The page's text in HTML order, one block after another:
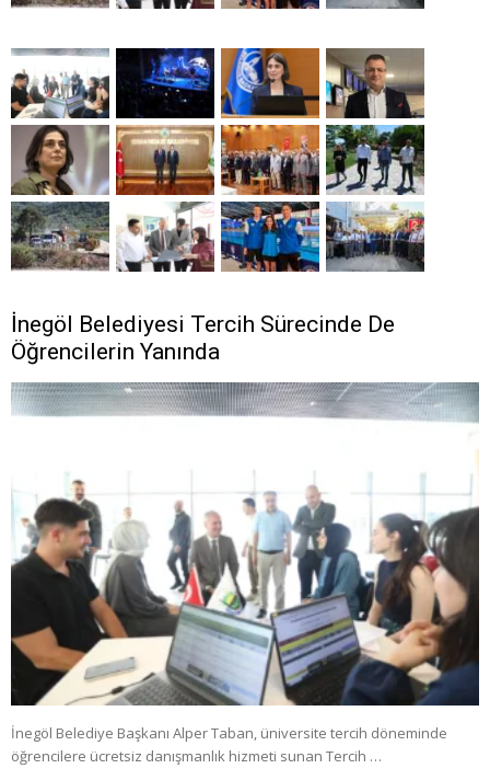
İnegöl Belediyesi Tercih Sürecinde De
Öğrencilerin Yanında
İnegöl Belediye Başkanı Alper Taban, üniversite tercih döneminde
öğrencilere ücretsiz danışmanlık hizmeti sunan Tercih …